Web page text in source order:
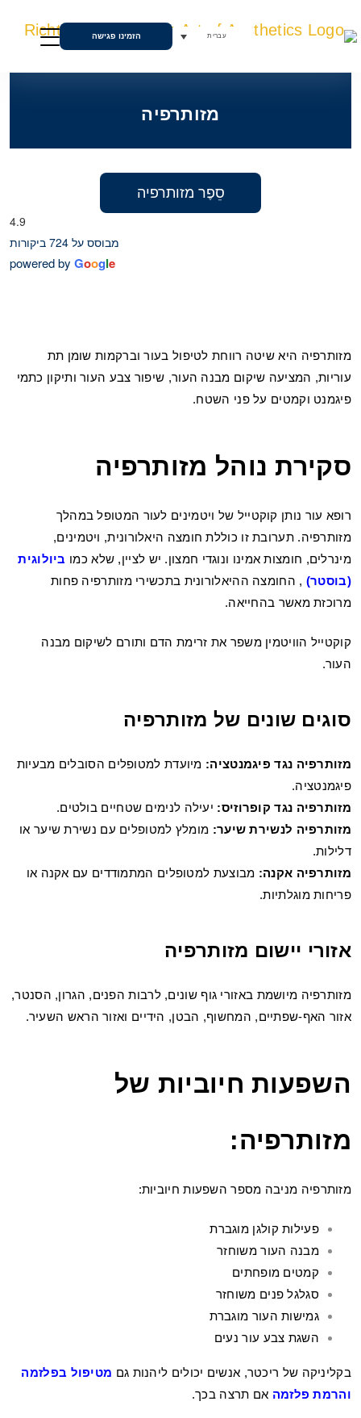
עברית הזמינו פגישה
מזותרפיה
סֵפֶר מזותרפיה
4.9
מבוסס על 724 ביקורות
powered by Google
מזותרפיה היא שיטה רווחת לטיפול בעור וברקמות שומן תת
עוריות, המציעה שיקום מבנה העור, שיפור צבע העור ותיקון כתמי
פיגמנט וקמטים על פני השטח.
סקירת נוהל מזותרפיה
רופא עור נותן קוקטייל של ויטמינים לעור המטופל במהלך
מזותרפיה. תערובת זו כוללת חומצה היאלורונית, ויטמינים,
מינרלים, חומצות אמינו ונוגדי חמצון. יש לציין, שלא כמו ביולוגית
(בוסטר) , החומצה ההיאלורונית בתכשירי מזותרפיה פחות
מרוכזת מאשר בהחייאה.
קוקטייל הוויטמין משפר את זרימת הדם ותורם לשיקום מבנה
העור.
סוגים שונים של מזותרפיה
מזותרפיה נגד פיגמנטציה: מיועדת למטופלים הסובלים מבעיות
פיגמנטציה.
מזותרפיה נגד קופרוזיס: יעילה לנימים שטחיים בולטים.
מזותרפיה לנשירת שיער: מומלץ למטופלים עם נשירת שיער או
דלילות.
מזותרפיה אקנה: מבוצעת למטופלים המתמודדים עם אקנה או
פריחות מוגלתיות.
אזורי יישום מזותרפיה
מזותרפיה מיושמת באזורי גוף שונים, לרבות הפנים, הגרון, הסנטר,
אזור האף-שפתיים, המחשוף, הבטן, הידיים ואזור הראש השעיר.
השפעות חיוביות של
מזותרפיה:
מזותרפיה מניבה מספר השפעות חיוביות:
פעילות קולגן מוגברת
מבנה העור משוחזר
קמטים מופחתים
סגלגל פנים משוחזר
גמישות העור מוגברת
השגת צבע עור נעים
בקליניקה של ריכטר, אנשים יכולים ליהנות גם מטיפול בפלזמה
והרמת פלזמה אם תרצה בכך.